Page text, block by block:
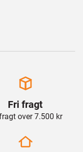
Fri fragt
over 7.500 kr